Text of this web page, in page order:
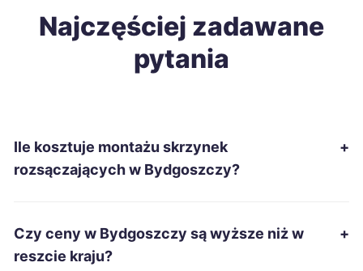
Krosno 376 zł
Starachowice
Tarnowskie Góry
Najczęściej zadawane
pytania
Ile kosztuje montażu skrzynek
rozsączających w Bydgoszczy?
+
Czy ceny w Bydgoszczy są wyższe niż w
reszcie kraju?
+